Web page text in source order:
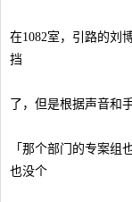
在1082室，引路的刘
挡
了，但是根据声音和
「那个部门的专案组
也没个